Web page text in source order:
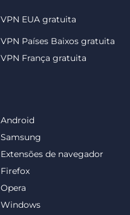
Android
Samsung
Extensões de navegador
Firefox
Opera
Windows
VPN EUA gratuita
VPN Países Baixos gratuita
VPN França gratuita